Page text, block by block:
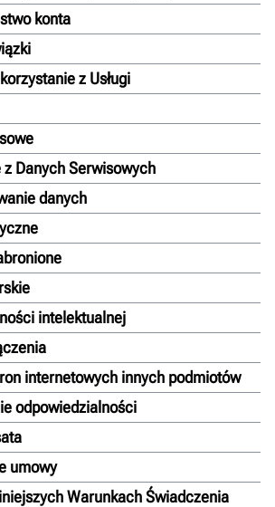
konta
z Usługi
z Danych Serwisowych
danych
intelektualnej
internetowych innych podmiotów
odpowiedzialności
umowy
Warunkach Świadczenia